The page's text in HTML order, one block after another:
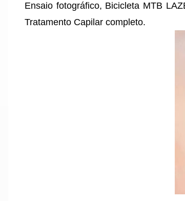
Ensaio fotográfico, Bicicleta MTB
Tratamento Capilar completo.